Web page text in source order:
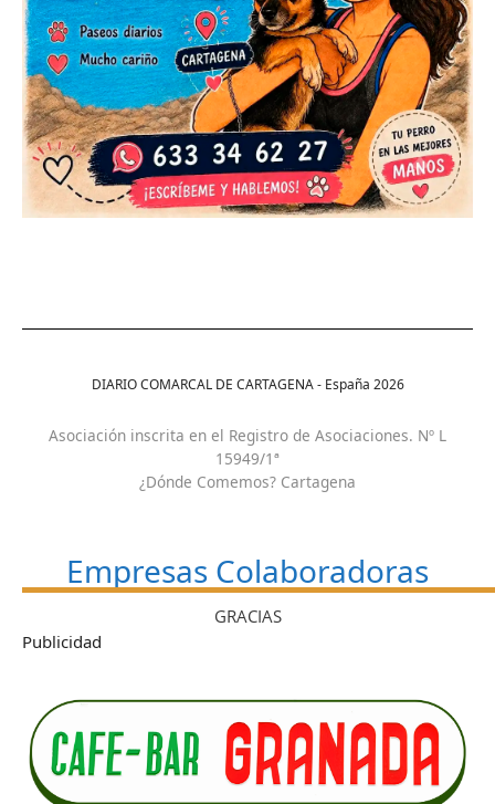
DIARIO COMARCAL DE CARTAGENA - España 2026
Asociación inscrita en el Registro de Asociaciones. Nº L
15949/1ª
¿Dónde Comemos? Cartagena
Empresas Colaboradoras
GRACIAS
Publicidad